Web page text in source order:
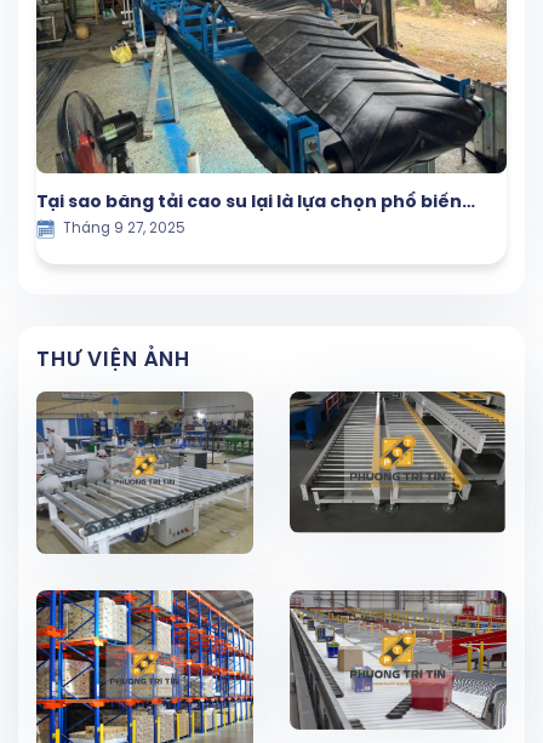
Tại sao băng tải cao su lại là lựa chọn phổ biến
trong ngành công nghiệp
Tháng 9 27, 2025
THƯ VIỆN ẢNH